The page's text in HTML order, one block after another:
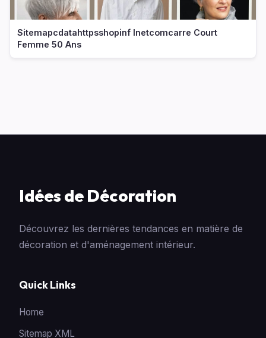
Sitemapcdatahttpsshopinf Inetcomcarre Court
Femme 50 Ans
Idées de Décoration
Découvrez les dernières tendances en matière de
décoration et d'aménagement intérieur.
Quick Links
Home
Sitemap XML